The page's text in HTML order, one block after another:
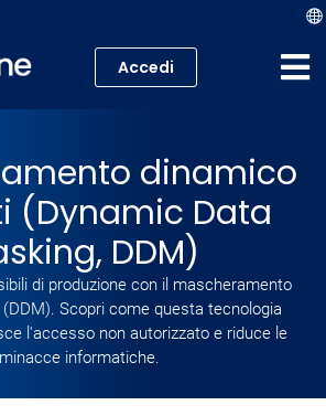
Accedi
dinamico
(Dynamic Data
DDM)
di produzione con il mascheramento
Scopri come questa tecnologia
l'accesso non autorizzato e riduce le
minacce informatiche.